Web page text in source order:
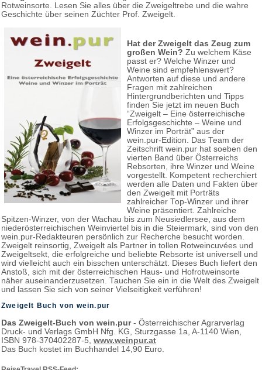
Rotweinsorte. Lesen Sie alles über die Zweigeltrebe und die wahre
Geschichte über seinen Züchter Prof. Zweigelt.
Hat der Zweigelt das Zeug zum
großen Wein? Zu welchem Käse
passt er? Welche Winzer und
Weine sind empfehlenswert?
Antworten auf diese und andere
Fragen mit zahlreichen
Hintergrundberichten und Tipps
finden Sie jetzt im neuen Buch
“Zweigelt – Eine österreichische
Erfolgsgeschichte – Weine und
Winzer im Porträt” aus der
wein.pur-Edition. Das Team der
Zeitschrift wein.pur hat soeben den
vierten Band über Österreichs
Rebsorten, ihre Winzer und Weine
vorgestellt. Kompetent recherchiert
werden alle Daten und Fakten über
den Zweigelt mit Porträts
zahlreicher Top-Winzer und ihrer
Weine präsentiert. Zahlreiche
Spitzen-Winzer, von der Wachau bis zum Neusiedlersee, aus dem
niederösterreichischen Weinviertel bis in die Steiermark, sind von den
wein.pur-Redakteuren persönlich zur Recherche besucht worden.
Zweigelt reinsortig, Zweigelt als Partner in tollen Rotweincuvées und
Zweigeltsekt, die erfolgreiche und beliebte Rebsorte ist universell und
wird vielleicht auch ein bisschen unterschätzt. Dieses Buch liefert den
Anstoß, sich mit der österreichischen Haus- und Hofrotweinsorte
näher auseinanderzusetzen. Tauchen Sie ein in die Welt des Zweigelt
und lassen Sie sich von seiner Vielseitigkeit verführen!
Zweigelt Buch von wein.pur
Das Zweigelt-Buch von wein.pur- Österreichischer Agrarverlag
Druck- und Verlags GmbH Nfg. KG, Sturzgasse 1a, A-1140 Wien,
ISBN 978-370402287-5, www.weinpur.at
Das Buch kostet im Buchhandel 14,90 Euro.